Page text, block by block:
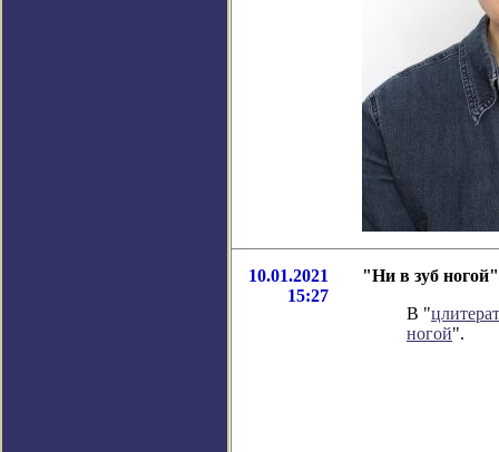
10.01.2021
15:27
"Ни в зуб
В "
ногой".